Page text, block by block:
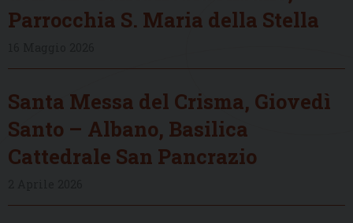
Parrocchia S. Maria della Stella
Santa Messa del Crisma, Giovedì
Santo – Albano, Basilica
Cattedrale San Pancrazio